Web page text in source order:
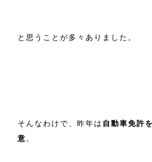
と思うことが多々ありました。
そんなわけで、昨年は 自動車免許
意 。